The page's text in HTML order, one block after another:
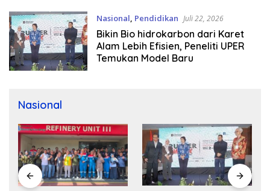
Nasional, Pendidikan Juli 22, 2026
Bikin Bio hidrokarbon dari Karet
Alam Lebih Efisien, Peneliti UPER
Temukan Model Baru
Nasional